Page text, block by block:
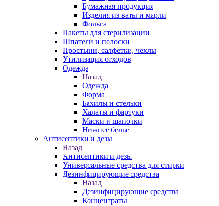
Бумажная продукция
Изделия из ваты и марли
Фольга
Пакеты для стерилизации
Шпатели и полоски
Простыни, салфетки, чехлы
Утилизация отходов
Одежда
Назад
Одежда
Форма
Бахилы и стельки
Халаты и фартуки
Маски и шапочки
Нижнее белье
Антисептики и дезы
Назад
Антисептики и дезы
Универсальные средства для стирки
Дезинфицирующие средства
Назад
Дезинфицирующие средства
Концентраты